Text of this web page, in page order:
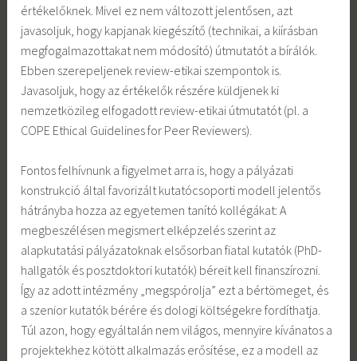
értékelőknek. Mivel ez nem változott jelentősen, azt
javasoljuk, hogy kapjanak kiegészítő (technikai, a kiírásban
megfogalmazottakat nem módosító) útmutatót a bírálók.
Ebben szerepeljenek review-etikai szempontok is.
Javasoljuk, hogy az értékelők részére küldjenek ki
nemzetközileg elfogadott review-etikai útmutatót (pl. a
COPE Ethical Guidelines for Peer Reviewers).
Fontos felhívnunk a figyelmet arra is, hogy a pályázati
konstrukció által favorizált kutatócsoporti modell jelentős
hátrányba hozza az egyetemen tanító kollégákat: A
megbeszélésen megismert elképzelés szerint az
alapkutatási pályázatoknak elsősorban fiatal kutatók (PhD-
hallgatók és posztdoktori kutatók) béreit kell finanszírozni.
Így az adott intézmény „megspórolja” ezt a bértömeget, és
a szenior kutatók bérére és dologi költségekre fordíthatja.
Túl azon, hogy egyáltalán nem világos, mennyire kívánatos a
projektekhez kötött alkalmazás erősítése, ez a modell az